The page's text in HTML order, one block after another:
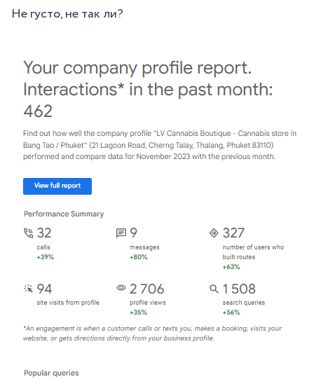
Не густо, не так ли?